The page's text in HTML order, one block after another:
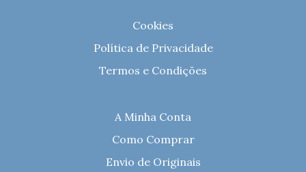
Cookies
Política de Privacidade
Termos e Condições
A Minha Conta
Como Comprar
Envio de Originais